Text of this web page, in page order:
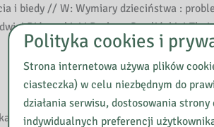
i biedy // W: Wymiary dzieciństwa :
Bińczyckiej i Barbary Smolińskiej-
młodych bezrobotnych // Problemy
Polityka cookies i
Strona internetowa używa plików
ciasteczka) w celu niezbędnym do
działania serwisu, dostosowania strony
indywidualnych preferencji